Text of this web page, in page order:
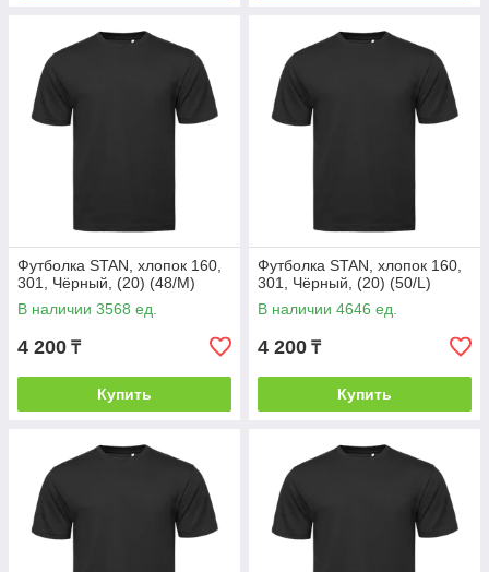
Футболка STAN, хлопок 160,
301, Чёрный, (20) (48/M)
В наличии 3568 ед.
4 200 ₸
Купить
Футболка STAN, хлопок 160,
301, Чёрный, (20) (50/L)
В наличии 4646 ед.
4 200 ₸
Купить